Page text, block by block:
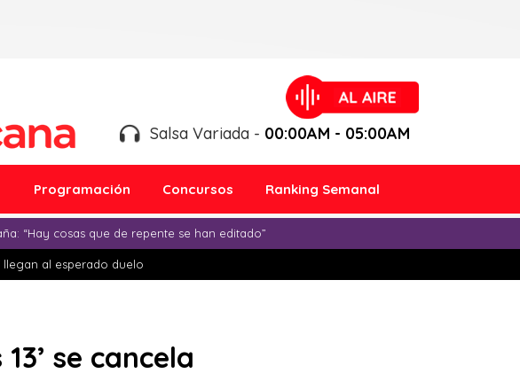
Salsa Variada - 00:00AM - 05:00AM
Programación Concursos Ranking Semanal
“Hay cosas que de repente se han editado”
llegan al esperado duelo
se cancela